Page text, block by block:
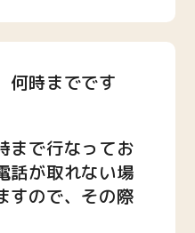
何時までです
まで行なってお
話が取れない場
すので、その際